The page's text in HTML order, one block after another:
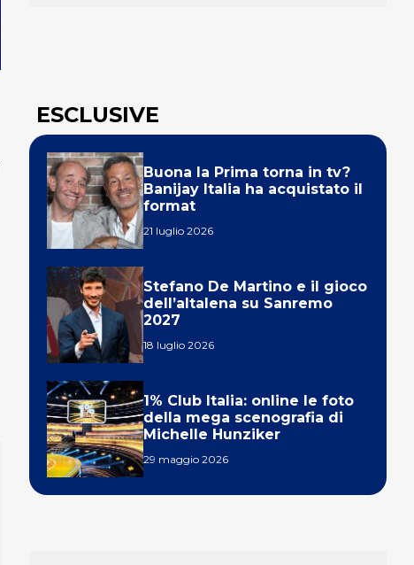
ESCLUSIVE
Buona la Prima torna in tv?
Banijay Italia ha acquistato il
format
21 luglio 2026
Stefano De Martino e il gioco
dell’altalena su Sanremo
2027
18 luglio 2026
1% Club Italia: online le foto
della mega scenografia di
Michelle Hunziker
29 maggio 2026